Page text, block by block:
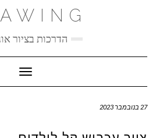
הדרכות בציור
27 בנובמבר 2023